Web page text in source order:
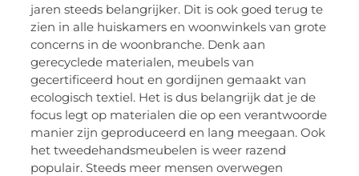
jaren steeds belangrijker. Dit is ook goed terug te
zien in alle huiskamers en woonwinkels van grote
concerns in de woonbranche. Denk aan
gerecyclede materialen, meubels van
gecertificeerd hout en gordijnen gemaakt van
ecologisch textiel. Het is dus belangrijk dat je de
focus legt op materialen die op een verantwoorde
manier zijn geproduceerd en lang meegaan. Ook
het tweedehandsmeubelen is weer razend
populair. Steeds meer mensen overwegen